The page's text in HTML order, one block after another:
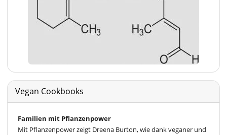
Vegan Cookbooks
Familien mit Pflanzenpower
Mit Pflanzenpower zeigt Dreena Burton, wie dank veganer und